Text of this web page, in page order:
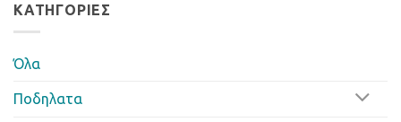
ΚΑΤΗΓΟΡΊΕΣ
Όλα
Ποδηλατα